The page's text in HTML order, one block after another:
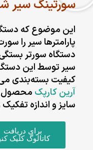
سورتینگ سیر
این موضوع که
پارامترها سیر را
دستگاه سورتر
سیر توسط این
کیفیت بسته‌بندی
آرین کارپک محصول
سایز و اندازه
برای دریافت
کاتالوگ کلیک